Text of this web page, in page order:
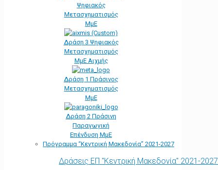
Ψηφιακός
Μετασχηματισμός
ΜμΕ
Δράση 3 Ψηφιακός
Μετασχηματισμός
ΜμΕ Αιχμής
Δράση 1 Πράσινος
Μετασχηματισμός
ΜμΕ
Δράση 2 Πράσινη
Παραγωγική
Επένδυση ΜμΕ
Πρόγραμμα “Κεντρική Μακεδονία” 2021-2027
Δράσεις ΕΠ "Κεντρική Μακεδονία" 2021-2027